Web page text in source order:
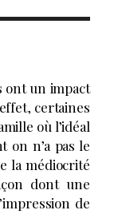
ont un impact
certaines
où l’idéal
on n’a pas le
la médiocrité
dont une
de